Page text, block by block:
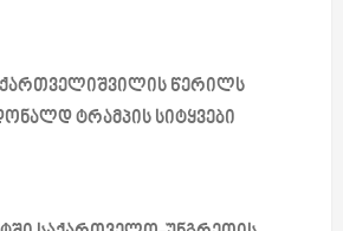
წერილს
ტრამპის სიტყვები